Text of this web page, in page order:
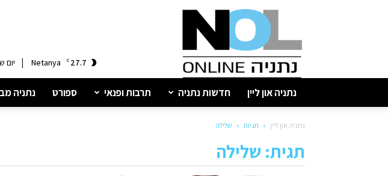
נתניה
27.7
C
Netanya
| יום שישי, 7
נתניה און ליין חדשות נתניה תרבות ופנאי ספורט נתניה
נתניה און ליין תגיות שלילה
תגית: שלילה